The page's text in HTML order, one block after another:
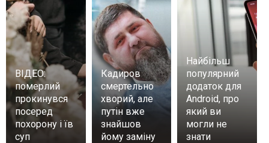
ВІДЕО:
померлий
прокинувся
посеред
похорону і їв
суп
Кадиров
смертельно
хворий, але
путін вже
знайшов
йому заміну
Найбільш
популярний
додаток для
Android, про
який ви
могли не
знати